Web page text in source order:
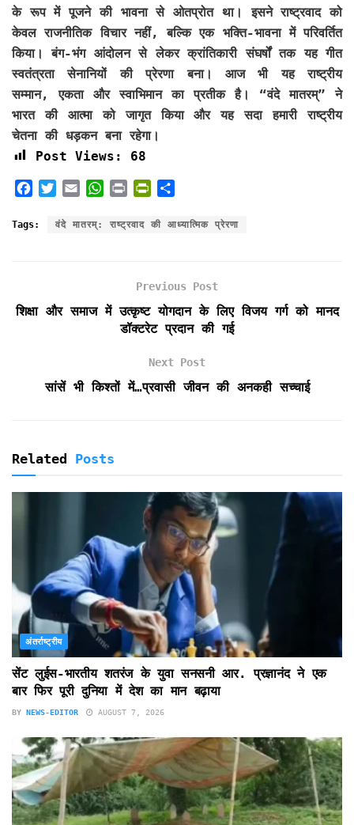
के रूप में पूजने की भावना से ओतप्रोत था। इसने राष्ट्रवाद को
केवल राजनीतिक विचार नहीं, बल्कि एक भक्ति-भावना में परिवर्तित
किया। बंग-भंग आंदोलन से लेकर क्रांतिकारी संघर्षों तक यह गीत
स्वतंत्रता सेनानियों की प्रेरणा बना। आज भी यह राष्ट्रीय
सम्मान, एकता और स्वाभिमान का प्रतीक है। “वंदे मातरम्” ने
भारत की आत्मा को जागृत किया और यह सदा हमारी राष्ट्रीय
चेतना की धड़कन बना रहेगा।
Post Views:
68
c
k
i
a
a
p
i
i
r
i
e
d
y
a
Tags: वंदे मातरम्: राष्ट्रवाद की आध्यात्मिक प्रेरणा
Previous Post
शिक्षा और समाज में उत्कृष्ट योगदान के लिए विजय गर्ग को मानद
डॉक्टरेट प्रदान की गई
Next Post
सांसें भी किश्तों में…प्रवासी जीवन की अनकही सच्चाई
Related Posts
अंतर्राष्ट्रीय
सेंट लुईस-भारतीय शतरंज के युवा सनसनी आर. प्रज्ञानंद ने एक
बार फिर पूरी दुनिया में देश का मान बढ़ाया
BY NEWS-EDITOR AUGUST 7, 2026